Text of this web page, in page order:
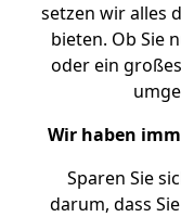
setzen wir alles
bieten. Ob Sie
oder ein
Wir haben
Sparen Sie
darum, dass